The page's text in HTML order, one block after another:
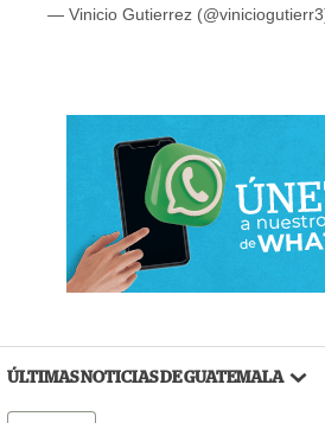
— Vinicio Gutierrez
ÚLTIMAS NOTICIAS DE GUATEMALA